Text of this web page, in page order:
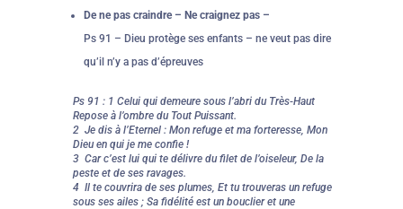
De ne pas craindre – Ne craignez pas –
Ps 91 – Dieu protège ses enfants – ne veut pas dire
qu’il n’y a pas d’épreuves
Ps 91 : 1 Celui qui demeure sous l’abri du Très-Haut
Repose à l’ombre du Tout Puissant.
2 Je dis à l’Eternel : Mon refuge et ma forteresse, Mon
Dieu en qui je me confie !
3 Car c’est lui qui te délivre du filet de l’oiseleur, De la
peste et de ses ravages.
4 Il te couvrira de ses plumes, Et tu trouveras un refuge
sous ses ailes ; Sa fidélité est un bouclier et une